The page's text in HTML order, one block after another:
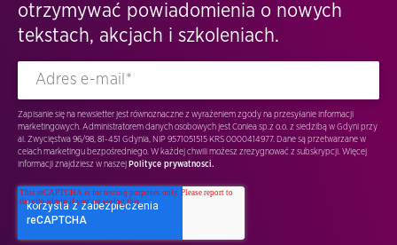
otrzymywać powiadomienia o nowych
tekstach, akcjach i szkoleniach.
Zapisanie się na newsletter jest równoznaczne z wyrażeniem zgody na przesyłanie informacji
marketingowych. Administratorem danych osobowych jest Conlea sp.z o.o. z siedzibą w Gdyni przy
al. Zwycięstwa 96/98, 81-451 Gdynia, NIP 9571051515 KRS 0000414977. Dane są przetwarzane w
celach marketingu bezpośredniego. W każdej chwili możesz zrezygnować z subskrypcji. Więcej
informacji znajdziesz w naszej Polityce prywatnosci.